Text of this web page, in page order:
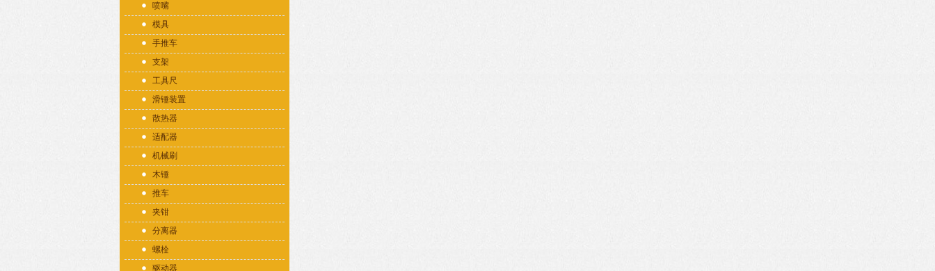
喷嘴
模具
手推车
支架
工具尺
滑锤装置
散热器
适配器
机械刷
木锤
推车
夹钳
分离器
螺栓
驱动器